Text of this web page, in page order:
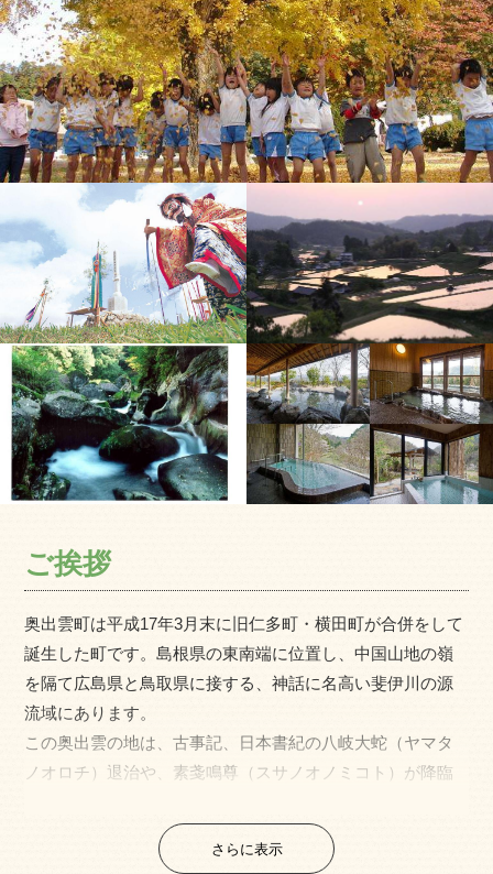
ご挨拶
奥出雲町は平成17年3月末に旧仁多町・横田町が合併をして
誕生した町です。島根県の東南端に位置し、中国山地の嶺
を隔て広島県と鳥取県に接する、神話に名高い斐伊川の源
流域にあります。
この奥出雲の地は、古事記、日本書紀の八岐大蛇（ヤマタ
ノオロチ）退治や、素戔鳴尊（スサノオノミコト）が降臨
たら」製鉄で栄え、今でも世界で唯一、古来からの「たた
ら」操業を行い日本刀の原料となる｢玉鋼（タマハガネ）｣
さらに表示